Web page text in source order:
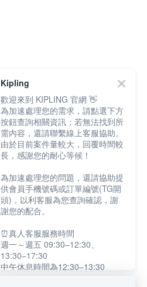
Kipling
歡迎來到 KIPLING 官網 👋
為加速處理您的需求，請點選下方
按鈕查詢相關資訊；若無法找到所
需內容，還請聯繫線上客服協助。
由於目前案件量較大，回覆時間較
長，感謝您的耐心等候！
為加速處理您的問題，還請協助提
供會員手機號碼或訂單編號(TG開
頭)，以利客服為您查詢確認，謝
謝您的配合。
⏰真人客服服務時間
週一～週五 09:30–12:30、
13:30–17:30
中午休息時間為12:30–13:30